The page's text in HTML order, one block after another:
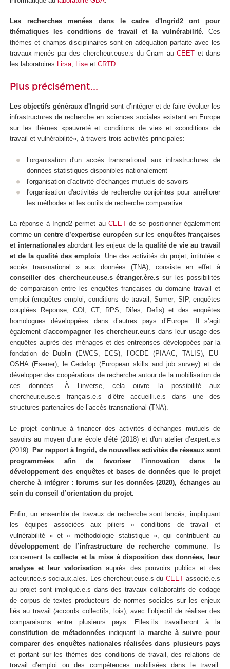
Les recherches menées dans le cadre d'Ingrid2 ont pour
thématiques les conditions de travail et la vulnérabilité. Ces
thèmes et champs disciplinaires sont en adéquation parfaite avec les
travaux menés par des chercheur.euse.s du Cnam auCEET et dans
les laboratoires Lirsa, Lise et CRTD.
Plus précisément...
Les objectifs généraux d'Ingridsont d’intégrer et de faire évoluer les
infrastructures de recherche en sciences sociales existant en Europe
sur les thèmes «pauvreté et conditions de vie» et «conditions de
travail et vulnérabilité», à travers trois activités principales:
l’organisation d'un accès transnational aux infrastructures de
données statistiques disponibles nationalement
l'organisation d’activité d’échanges mutuels de savoirs
l'organisation d'activités de recherche conjointes pour améliorer
les méthodes et les outils de recherche comparative
La réponse à Ingrid2 permet au CEETde se positionner égalemment
comme un centre d’expertise européensur les enquêtes françaises
et internationalesabordant les enjeux de la qualité de vie au travail
et de la qualité des emplois. Une des activités du projet, intitulée «
accès transnational » aux données (TNA), consiste en effet à
conseiller des chercheur.euse.s étranger.ère.s sur les possibilités
de comparaison entre les enquêtes françaises du domaine travail et
emploi (enquêtes emploi, conditions de travail, Sumer, SIP, enquêtes
couplées Reponse, COI, CT, RPS, Difes, Defis) et des enquêtes
homologues développées dans d’autres pays d’Europe. Il s’agit
également d’accompagner les chercheur.eur.s dans leur usage des
enquêtes auprès des ménages et des entreprises développées par la
fondation de Dublin (EWCS, ECS), l’OCDE (PIAAC, TALIS), EU-
OSHA (Esener), le Cedefop (European skills and job survey) et de
développer des coopérations de recherche autour de la mobilisation de
ces données. À l’inverse, cela ouvre la possibilité aux
chercheur.euse.s français.e.s d’être accueilli.e.s dans une des
structures partenaires de l’accès transnational (TNA).
Le projet continue à financer des activités d’échanges mutuels de
savoirs au moyen d'une école d'été (2018) et d'un atelier d’expert.e.s
(2019).
Par rapport à Ingrid, de nouvelles activités de réseaux sont
programmées afin de favoriser l’innovation dans le
développement des enquêtes et bases de données que le projet
cherche à intégrer : forums sur les données (2020), échanges au
sein du conseil d’orientation du projet.
Enfin, un ensemble de travaux de recherche sont lancés, impliquant
les équipes associées aux piliers « conditions de travail et
vulnérabilité » et « méthodologie statistique », qui contribuent au
développement de l’infrastructure de recherche commune. Ils
concernent lacollecte et la mise à disposition des données, leur
analyse et leur valorisation auprès des pouvoirs publics et des
acteur.rice.s sociaux.ales. Les chercheur.euse.s du CEETassocié.e.s
au projet sont impliqué.e.s dans des travaux collaboratifs de codage
de corpus de textes producteurs de normes sociales sur les enjeux
liés au travail (accords collectifs, lois), avec l’objectif de réaliser des
comparaisons entre plusieurs pays. Elles.ils travailleront à la
constitution de métadonnées indiquant la marche à suivre pour
comparer des enquêtes nationales réalisées dans plusieurs pays
et portant sur les thèmes des conditions de travail, des relations de
travail d’emploi ou des compétences mobilisées dans le travail.